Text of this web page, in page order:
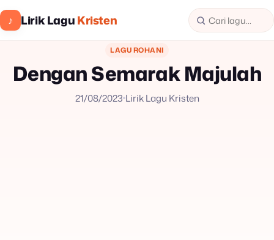
♪ Lirik LaguKristen
LAGU ROHANI
Dengan Semarak Majulah
21/08/2023 Lirik Lagu Kristen